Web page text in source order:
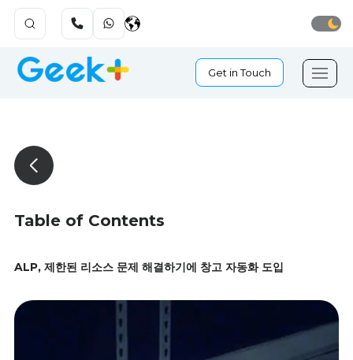
Get in Touch
Table of Contents
ALP, 제한된 리소스 문제 해결하기에 창고 자동화 도입